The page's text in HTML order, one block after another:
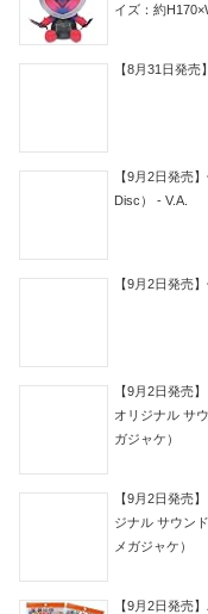
イズ：約
【8月31日発
【9月2日発売
Disc） - V.A.
【9月2日発売
【9月2日発売
オリジナル サ
ガジャケ）
【9月2日発売
ジナル サウン
メガジャケ）
【9月2日発売